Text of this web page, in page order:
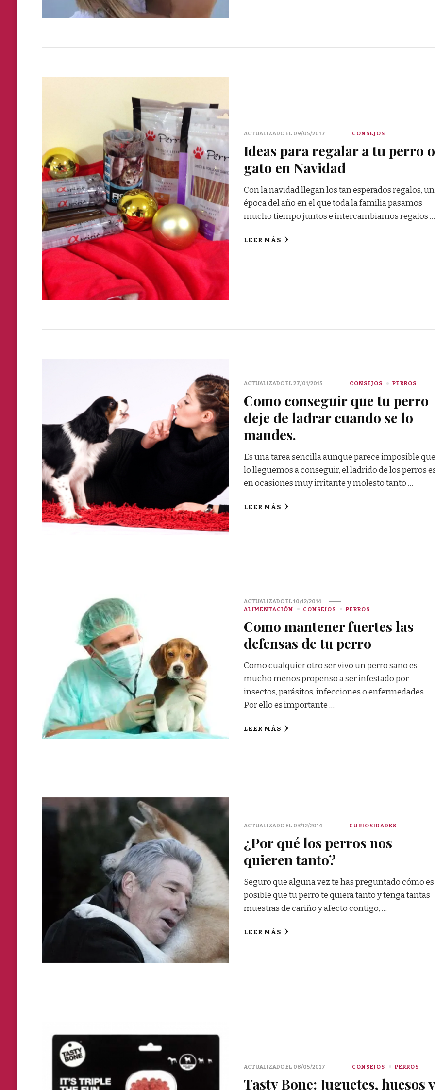
ACTUALIZADO EL 09/05/2017 CONSEJOS
Ideas para regalar a tu perro o
gato en Navidad
Con la navidad llegan los tan esperados regalos,
época del año en el que toda la familia pasamos
mucho tiempo juntos e intercambiamos regalos …
LEER MÁS
ACTUALIZADO EL 27/01/2015 CONSEJOS PERROS
Como conseguir que tu perro
deje de ladrar cuando se lo
mandes.
Es una tarea sencilla aunque parece imposible que
lo lleguemos a conseguir, el ladrido de los perros
en ocasiones muy irritante y molesto tanto …
LEER MÁS
ACTUALIZADO EL 10/12/2014
ALIMENTACIÓN
CONSEJOS PERROS
Como mantener fuertes las
defensas de tu perro
Como cualquier otro ser vivo un perro sano es
mucho menos propenso a ser infestado por
insectos, parásitos, infecciones o enfermedades.
Por ello es importante …
LEER MÁS
ACTUALIZADO EL 03/12/2014 CURIOSIDADES
¿Por qué los perros nos
quieren tanto?
Seguro que alguna vez te has preguntado cómo es
posible que tu perro te quiera tanto y tenga tantas
muestras de cariño y afecto contigo, …
LEER MÁS
ACTUALIZADO EL 08/05/2017 CONSEJOS PERROS
Tasty Bone: Juguetes, huesos y